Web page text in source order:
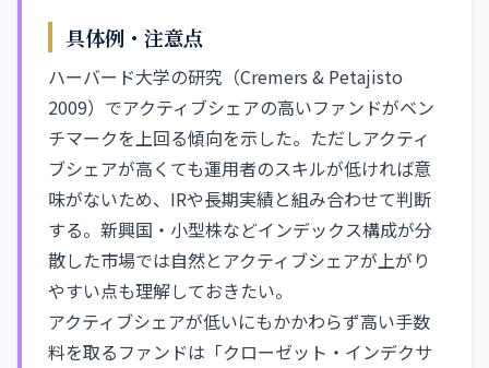
具体例・注意点
ハーバード大学の研究（Cremers & Petajisto
2009）でアクティブシェアの高いファンドがベン
チマークを上回る傾向を示した。ただしアクティ
ブシェアが高くても運用者のスキルが低ければ意
味がないため、IRや長期実績と組み合わせて判断
する。新興国・小型株などインデックス構成が分
散した市場では自然とアクティブシェアが上がり
やすい点も理解しておきたい。
アクティブシェアが低いにもかかわらず高い手数
料を取るファンドは「クローゼット・インデクサ